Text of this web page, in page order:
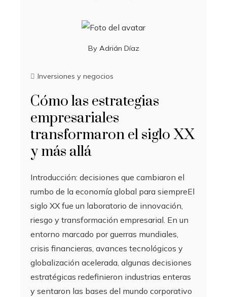
By Adrián Díaz
Inversiones y negocios
Cómo las estrategias
empresariales
transformaron el siglo XX
y más allá
Introducción: decisiones que cambiaron el
rumbo de la economía global para siempreEl
siglo XX fue un laboratorio de innovación,
riesgo y transformación empresarial. En un
entorno marcado por guerras mundiales,
crisis financieras, avances tecnológicos y
globalización acelerada, algunas decisiones
estratégicas redefinieron industrias enteras
y sentaron las bases del mundo corporativo